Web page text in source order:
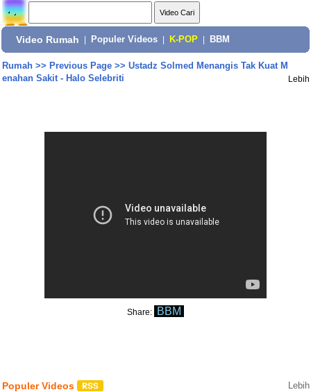
Video Rumah Populer Videos K-POP BBM
Rumah>> Previous Page>> Ustadz Solmed Menangis Tak Kuat M
enahan Sakit - Halo Selebriti
Lebih
Share: BBM
Populer Videos Lebih